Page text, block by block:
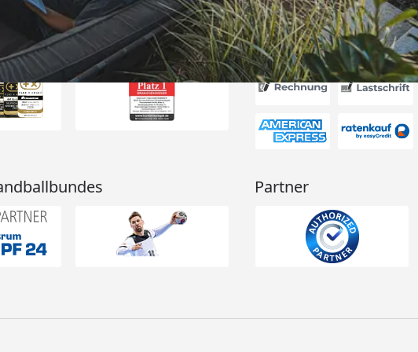
Chat-Bot, der
Antworten schickt
ist leider immer öfter
Problem). “
Akzeptierte
Partner